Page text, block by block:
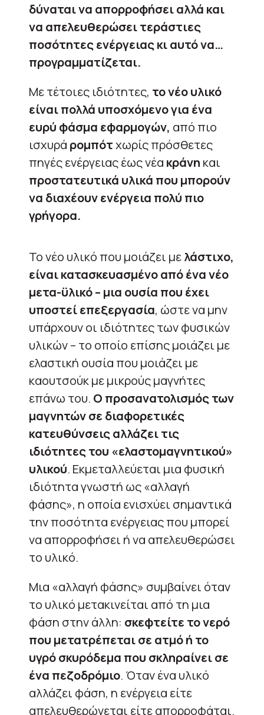
δύναται να απορροφήσει αλλά και
να απελευθερώσει τεράστιες
ποσότητες ενέργειας κι αυτό να…
προγραμματίζεται.
Με τέτοιες ιδιότητες, το νέο υλικό
είναι πολλά υποσχόμενο για ένα
ευρύ φάσμα εφαρμογών, από πιο
ισχυρά ρομπότχωρίς πρόσθετες
πηγές ενέργειας έως νέα κράνη και
προστατευτικά υλικά που μπορούν
να διαχέουν ενέργεια πολύ πιο
γρήγορα.
Το νέο υλικό που μοιάζει μελάστιχο,
είναι κατασκευασμένο από ένα νέο
μετα-ϋλικό – μια ουσία που έχει
υποστεί επεξεργασία, ώστε να μην
υπάρχουν οι ιδιότητες των φυσικών
υλικών – το οποίο επίσης μοιάζει με
ελαστική ουσία που μοιάζει με
καουτσούκ με μικρούς μαγνήτες
επάνω του. Ο προσανατολισμός των
μαγνητών σε διαφορετικές
κατευθύνσεις αλλάζει τις
ιδιότητες του «ελαστομαγνητικού»
υλικού. Εκμεταλλεύεται μια φυσική
ιδιότητα γνωστή ως «αλλαγή
φάσης», η οποία ενισχύει σημαντικά
την ποσότητα ενέργειας που μπορεί
να απορροφήσει ή να απελευθερώσει
το υλικό.
Μια «αλλαγή φάσης» συμβαίνει όταν
το υλικό μετακινείται από τη μια
φάση στην άλλη: σκεφτείτε το νερό
που μετατρέπεται σε ατμό ή το
υγρό σκυρόδεμα που σκληραίνει σε
ένα πεζοδρόμιο. Όταν ένα υλικό
αλλάζει φάση, η ενέργεια είτε
απελευθερώνεται είτε απορροφάται.